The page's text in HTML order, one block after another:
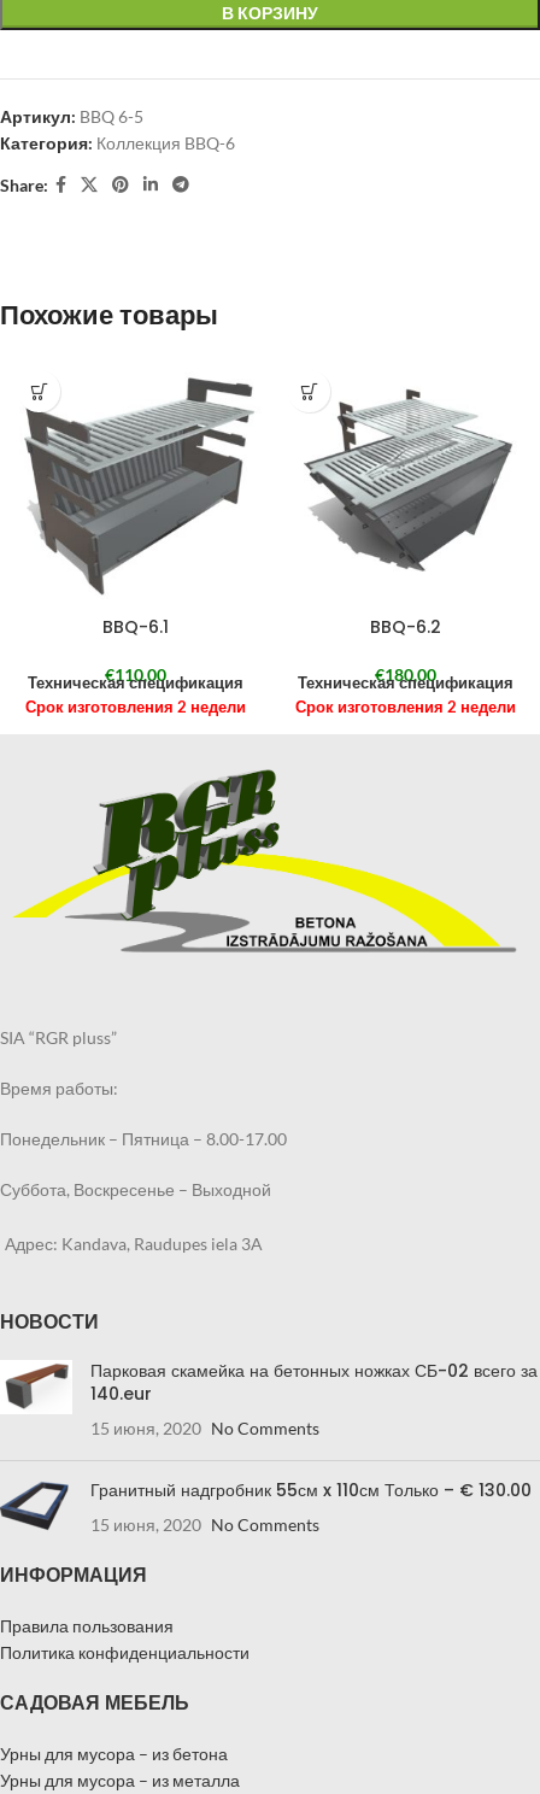
В КОРЗИНУ
Артикул: BBQ 6-5
Категория: Коллекция BBQ-6
Share:
Похожие товары
BBQ-6.1
€110,00
Техническая спецификация
Срок изготовления 2 недели
BBQ-6.2
€180,00
Техническая спецификация
Срок изготовления 2 недели
SIA “RGR pluss”
Время работы:
Понедельник – Пятница – 8.00-17.00
Суббота, Воскресенье – Выходной
Адрес: Kandava, Raudupes iela 3A
НОВОСТИ
Парковая скамейка на бетонных ножках СБ-02 всего за
140.eur
15 июня, 2020 No Comments
Гранитный надгробник 55см x 110см Только – € 130.00
15 июня, 2020 No Comments
ИНФОРМАЦИЯ
Правила пользования
Политика конфиденциальности
САДОВАЯ МЕБЕЛЬ
Урны для мусора – из бетона
Урны для мусора – из металла